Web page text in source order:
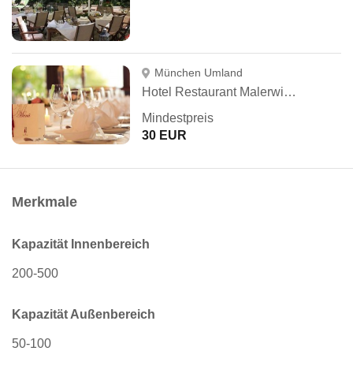
München Umland
Hotel Restaurant Malerwinkel
Mindestpreis
30 EUR
Merkmale
Kapazität Innenbereich
200-500
Kapazität Außenbereich
50-100